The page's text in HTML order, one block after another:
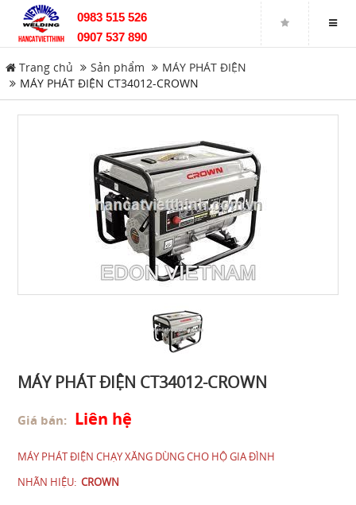
0983 515 526
0907 537 890
MÁY CẮT ỐNG GMACC
MÁY CẮT OXY-GAS/ACETYLEN
SẮT THÉP, INOX, NHÔM
Trang chủ Sản phẩm
MÁY PHÁT ĐIỆN
MÁY PHÁT ĐIỆN CT34012-CROWN
MÁY PHÁT ĐIỆN CT34012-CROWN
Giá bán: Liên hệ
MÁY PHÁT ĐIỆN CHẠY XĂNG DÙNG CHO HỘ GIA ĐÌNH
NHÃN HIỆU: CROWN